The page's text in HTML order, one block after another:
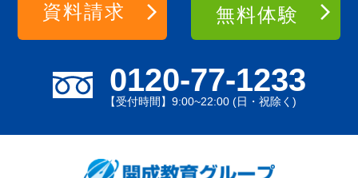
0120-77-1233
【受付時間】9:00~22:00 (日・祝除く)
資料請求 無料体験